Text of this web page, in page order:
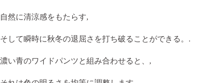
自然に清涼感をもたらす,
そして瞬時に秋冬の退屈さを打ち破ることができる。.
濃い青のワイドパンツと組み合わせると、,